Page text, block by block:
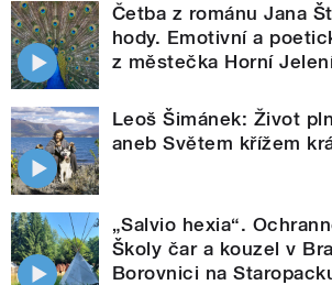
Četba z románu Jana
hody. Emotivní a
z městečka Horní
Leoš Šimánek: Život
aneb Světem křížem
„Salvio hexia“.
Školy čar a kouzel v
Borovnici na